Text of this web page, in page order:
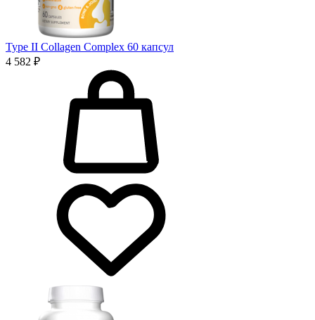
Type II Collagen Complex 60 капсул
4 582 ₽